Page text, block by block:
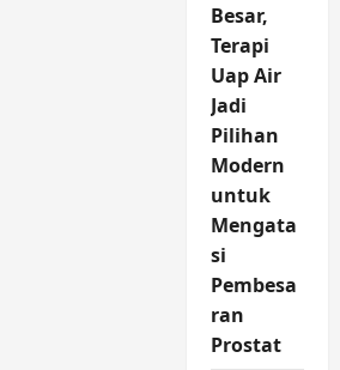
Besar,
Terapi
Uap Air
Jadi
Pilihan
Modern
untuk
Mengata
si
Pembesa
ran
Prostat